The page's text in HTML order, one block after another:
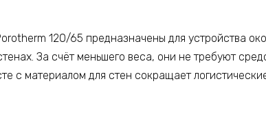
120/65 предназначены для устройства
За счёт меньшего веса, они не требуют
с материалом для стен сокращает